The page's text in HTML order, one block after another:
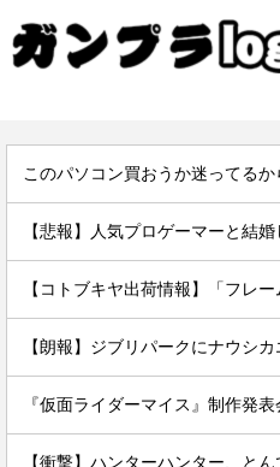
このパソコン買おうか迷ってる
【朗報】ジブリパークにナウシ